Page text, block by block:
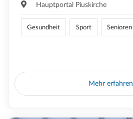
Hauptportal Piuskirche
Gesundheit Sport Senioren
Mehr erfahren